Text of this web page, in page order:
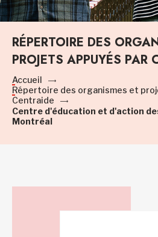
RÉPERTOIRE DES
PROJETS APPUYÉS PAR
Accueil
Répertoire des organismes et
Centraide
Centre d'éducation et d'action
Montréal